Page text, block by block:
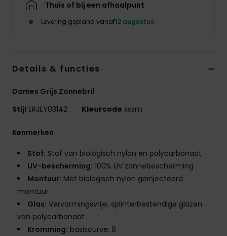
Thuis of bij een afhaalpunt
Levering gepland vanaf12 augustus
Details & functies
Dames Grijs Zonnebril
Stijl ERJEY03142 Kleurcode xssm
Kenmerken
Stof: Stof van biologisch nylon en polycarbonaat
UV-bescherming: 100% UV zonnebescherming
Montuur: Met biologisch nylon geïnjecteerd
montuur
Glas: Vervormingsvrije, splinterbestendige glazen
van polycarbonaat
Kromming: basiscurve: 8